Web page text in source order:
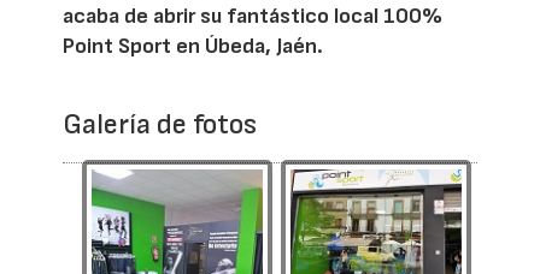
acaba de abrir su fantástico local 100%
Point Sport en Úbeda, Jaén.
Galería de fotos